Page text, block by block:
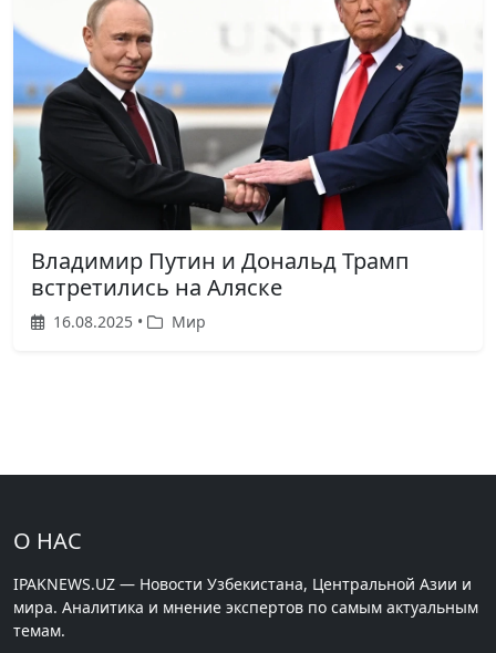
Владимир Путин и Дональд Трамп
встретились на Аляске
16.08.2025 • Мир
О НАС
IPAKNEWS.UZ — Новости Узбекистана, Центральной Азии и
мира. Аналитика и мнение экспертов по самым актуальным
темам.